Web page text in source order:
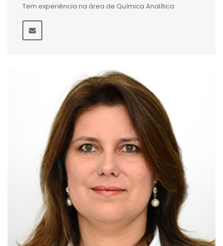
Tem experiência na área de Química Analítica